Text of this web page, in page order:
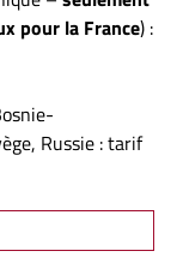
pour la France) :
Russie : tarif